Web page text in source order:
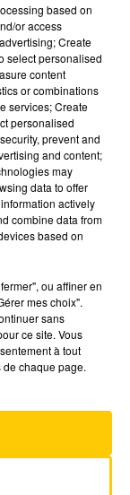
12/05/25
le Cantal,
reportages
based on
or access
Create
select personalised
content
or combinations
services; Create
personalised
prevent and
and content;
may
data to offer
actively
combine data from
based on
ou affiner en
mes choix".
sans
ce site. Vous
à tout
chaque page.